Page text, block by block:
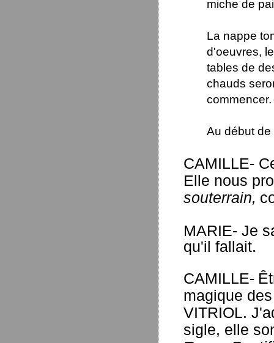
miche de
La nappe
d'oeuvres,
tables de
chauds
commencer.
Au début
CAMILLE-
Elle nous
souterrain,
MARIE- Je
qu'il fallait.
CAMILLE-
magique
VITRIOL.
sigle, elle